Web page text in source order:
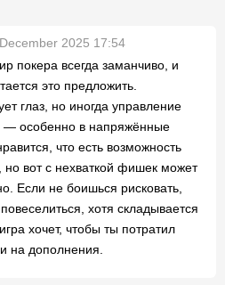
2025 17:54
покера всегда заманчиво, и
это предложить.
глаз, но иногда управление
— особенно в напряжённые
что есть возможность
но вот с нехваткой фишек может
Если не боишься рисковать,
хотя складывается
хочет, чтобы ты потратил
на дополнения.